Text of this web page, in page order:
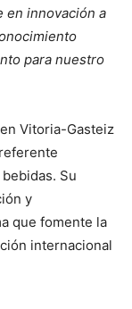
en innovación a
para nuestro
Vitoria-Gasteiz
Su
y
que fomente la
internacional